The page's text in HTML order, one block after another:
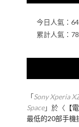
今日人氣：
累計人氣：
「Sony Xperia
Space」於〈 【
最低的20部手機